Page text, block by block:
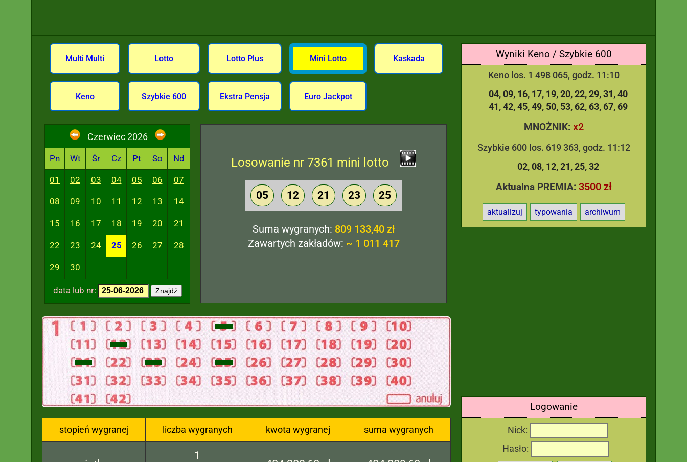
Wyniki Keno / Szybkie 600
Keno los. 1 498 065, godz. 11:10
04 09 16 17 19 20 22 29 31 40
41 42 45 49 50 53 62 63 67 69
MNOŻNIK: x2
Szybkie 600 los. 619 363, godz. 11:12
02 08 12 21 25 32
Aktualna PREMIA: 3500 zł
aktualizuj typowania archiwum
Logowanie
Nick:
Hasło:
Multi Multi Lotto Lotto Plus Mini Lotto Kaskada
Keno Szybkie 600 Ekstra Pensja Euro Jackpot
Czerwiec 2026
Pn Wt Śr Cz Pt So Nd
01 02 03 04 05 06 07
08 09 10 11 12 13 14
15 16 17 18 19 20 21
22 23 24 25 26 27 28
29 30
data lub nr: Znajdź
Losowanie nr 7361 mini lotto
05 12 21 23 25
Suma wygranych: 809 133,40 zł
Zawartych zakładów: ~ 1 011 417
stopień wygranej liczba wygranych kwota wygranej suma wygranych
1